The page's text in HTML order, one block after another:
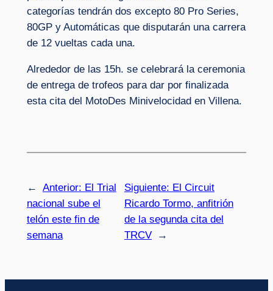
categorías tendrán dos excepto 80 Pro Series,
80GP y Automáticas que disputarán una carrera
de 12 vueltas cada una.
Alrededor de las 15h. se celebrará la ceremonia
de entrega de trofeos para dar por finalizada
esta cita del MotoDes Minivelocidad en Villena.
← Anterior: El Trial
nacional sube el
telón este fin de
semana
Siguiente: El Circuit
Ricardo Tormo, anfitrión
de la segunda cita del
TRCV
→